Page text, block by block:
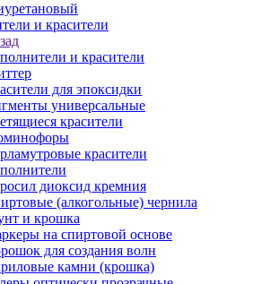
и красители
и красители
для эпоксидки
универсальные
красители
красители
диоксид кремния
(алкогольные) чернила
и крошка
на спиртовой основе
для создания волн
камни (крошка)